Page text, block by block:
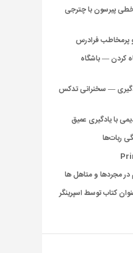
پیرسون با چترجی
پرمخاطب فرادرس
کردن — باشگاه
— سخنرانی تدکس
با یادگیری عمیق
ربات‌ها
در مجردها و متاهل ها
شدن بیش از ۴۰۰ عنوان کتاب توسط اسپرینگر